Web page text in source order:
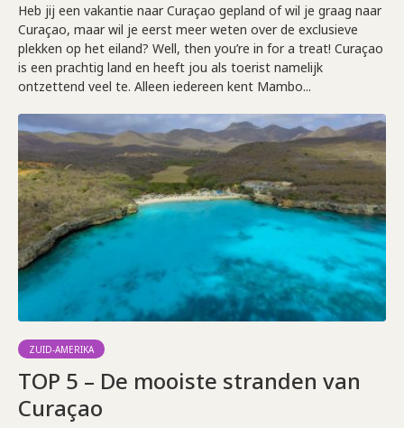
Heb jij een vakantie naar Curaçao gepland of wil je graag naar
Curaçao, maar wil je eerst meer weten over de exclusieve
plekken op het eiland? Well, then you’re in for a treat! Curaçao
is een prachtig land en heeft jou als toerist namelijk
ontzettend veel te. Alleen iedereen kent Mambo...
ZUID-AMERIKA
TOP 5 – De mooiste stranden van
Curaçao